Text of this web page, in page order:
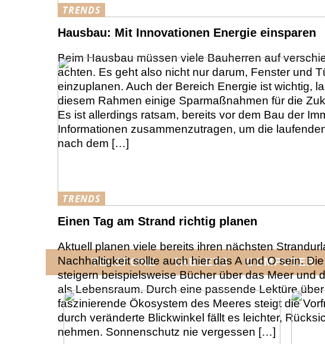
TRENDS
Hausbau: Mit Innovationen Energie einsparen
Beim Hausbau müssen viele Bauherren auf
achten. Es geht also nicht nur darum, Fenster und
einzuplanen. Auch der Bereich Energie ist wichtig,
diesem Rahmen einige Sparmaßnahmen für die
Es ist allerdings ratsam, bereits vor dem Bau der
Informationen zusammenzutragen, um die
nach dem […]
TRENDS
Einen Tag am Strand richtig planen
Aktuell planen viele bereits ihren nächsten
Nachhaltigkeit sollte auch hier das A und O sein.
steigern beispielsweise Bücher über das Meer und
als Lebensraum. Durch eine passende Lektüre
faszinierende Ökosystem des Meeres steigt die
durch veränderte Blickwinkel fällt es leichter,
nehmen. Sonnenschutz nie vergessen […]
TELEFONE TABLETS COMPUTER